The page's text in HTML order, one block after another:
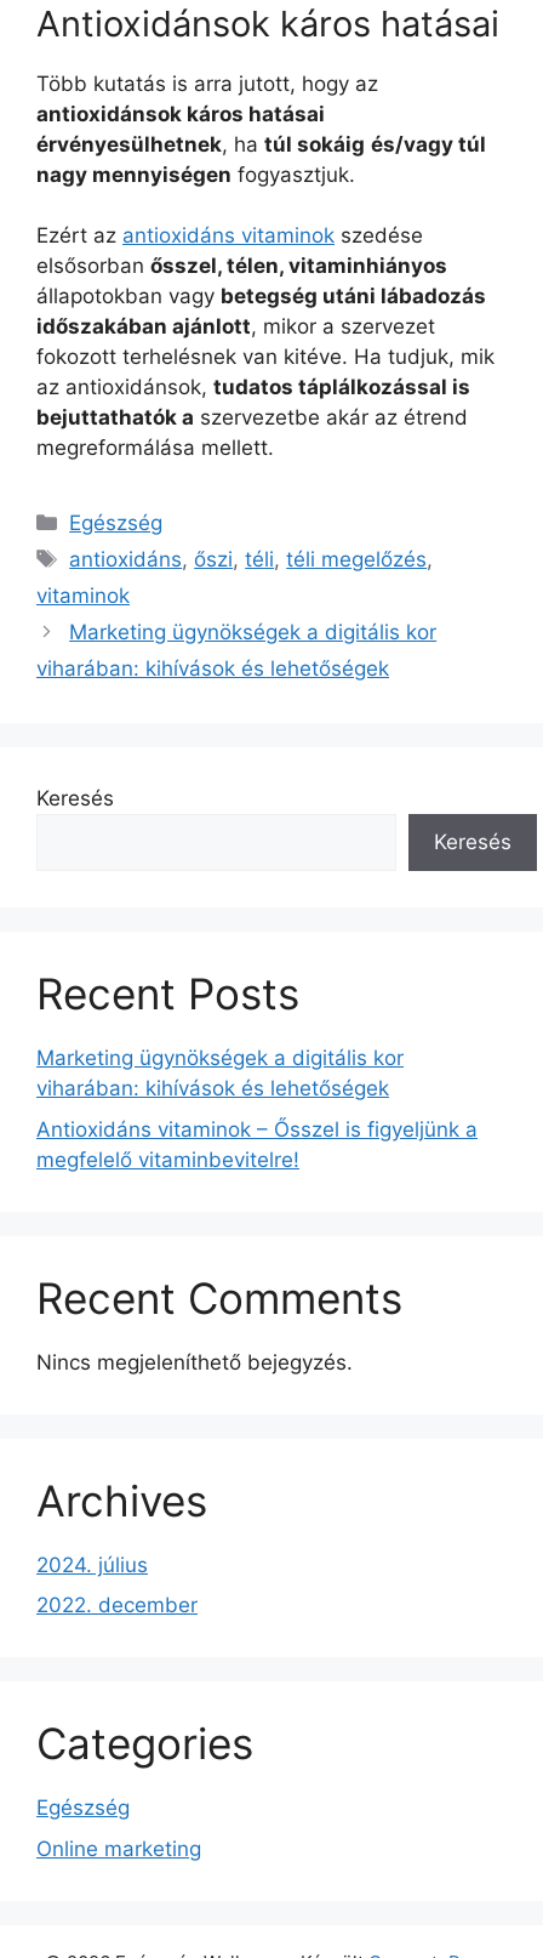
Antioxidánsok káros hatásai
Több kutatás is arra jutott, hogy az
antioxidánsok káros hatásai
érvényesülhetnek, ha túl sokáig és/vagy túl
nagy mennyiségen fogyasztjuk.
Ezért az antioxidáns vitaminok szedése
elsősorban ősszel, télen, vitaminhiányos
állapotokban vagy betegség utáni lábadozás
időszakában ajánlott, mikor a szervezet
fokozott terhelésnek van kitéve. Ha tudjuk, mik
az antioxidánsok, tudatos táplálkozással is
bejuttathatók a szervezetbe akár az étrend
megreformálása mellett.
Kategória
Egészség
Címkék
antioxidáns, őszi,téli,téli megelőzés,
vitaminok
Marketing ügynökségek a digitális kor
viharában: kihívások és lehetőségek
Keresés
Keresés
Recent Posts
Marketing ügynökségek a digitális kor
viharában: kihívások és lehetőségek
Antioxidáns vitaminok – Ősszel is figyeljünk a
megfelelő vitaminbevitelre!
Recent Comments
Nincs megjeleníthető bejegyzés.
Archives
2024. július
2022. december
Categories
Egészség
Online marketing